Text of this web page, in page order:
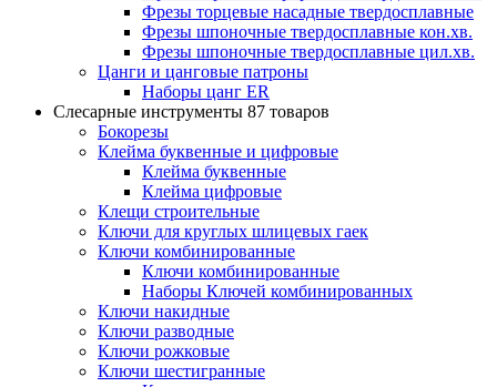
Фрезы торцевые насадные твердосплавные
Фрезы шпоночные твердосплавные кон.хв.
Фрезы шпоночные твердосплавные цил.хв.
Цанги и цанговые патроны
Наборы цанг ER
Слесарные инструменты 87 товаров
Бокорезы
Клейма буквенные и цифровые
Клейма буквенные
Клейма цифровые
Клещи строительные
Ключи для круглых шлицевых гаек
Ключи комбинированные
Ключи комбинированные
Наборы Ключей комбинированных
Ключи накидные
Ключи разводные
Ключи рожковые
Ключи шестигранные